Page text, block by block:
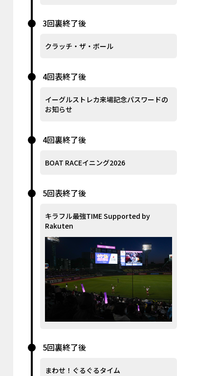
3回裏終了後
クラッチ・ザ・ボール
4回表終了後
イーグルストレカ来場記念パスワードの
お知らせ
4回裏終了後
BOAT RACEイニング2026
5回表終了後
キラフル最強TIME Supported by
Rakuten
5回裏終了後
まわせ！ぐるぐるタイム